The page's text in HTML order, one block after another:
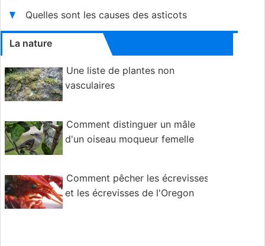
Quelles sont les causes des asticots
La nature
Une liste de plantes non
vasculaires
Comment distinguer un mâle
d'un oiseau moqueur femelle
Comment pêcher les écrevisses
et les écrevisses de l'Oregon